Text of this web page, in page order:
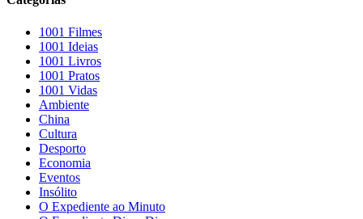
1001 Filmes
1001 Ideias
1001 Livros
1001 Pratos
1001 Vidas
Ambiente
China
Cultura
Desporto
Economia
Eventos
Insólito
O Expediente ao Minuto